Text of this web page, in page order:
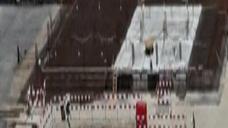
EmisiuniPodcastIstoric melodii